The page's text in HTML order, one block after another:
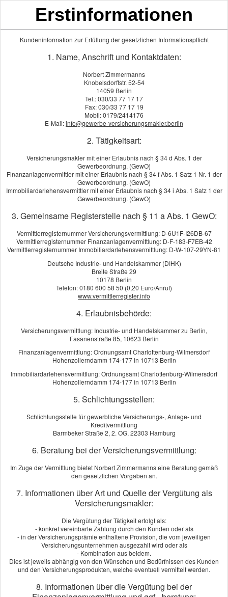
Unfall­ver­si­che­rung
Berufstätig oder nicht berufstätig -
Privater Unfallschutz ist unverzichtbar
Die Unfall­ver­si­che­rung gibt es schon für einen wesentlich
geringeren Monatsbeitrag als eine Berufs­unfähig­
Gesundheitsschäden, die durch einen Unfall verursacht wurden.
Doch 90 Prozent aller Fälle von Berufs­unfähig­keit gehen nicht
Die Grundlagen
Für wen sinnvoll?
Leistungsumfang
Versicherungssumme
Die häufigsten Unfälle
Kundenbewertung
von Sternen
14Bewertungen seit 2015
KUNDENSTIMMEN:
aus Berlin, Dienstleister am 10.10.2024:
Herr Zimmermanns hat uns stehts kompetent und zuverlässig
beraten. Unaufgefordert sucht er jederzeit die beste und günstigste
Versicherung für unsere Bedürfnisse. Egal ob KFZ oder Gewerbe,
Herrn Zimmermanns kann man Vertrauen.
Ich bin aus purem Zufall bei Herrn Zimmermanns vorbeigekommen.
Eine bessere Fügung hätte ich mir aber nicht vorstellen können. Herr
Zimmermanns war immer ansprechbar, reagierte ausgesprochen
schnell und verstand es die verschiedenen Optionen hervorragend
zusassemzufassen und zu ver­gleichen. Ich hatt...
Gottlob gibt es Herr´n Zimmermanns. Top Beratung,
Erstinformationen
Kundeninformation zur Erfüllung der gesetzlichen Informationspflicht
1. Name, Anschrift und Kontaktdaten:
Norbert Zimmermanns
Knobelsdorffstr. 52-54
14059 Berlin
Tel.: 030/33 77 17 17
Fax: 030/33 77 17 19
Mobil: 0179/2414176
E-Mail:info@gewerbe-versicherungsmakler.berlin
2. Tätigkeitsart:
Versicherungsmakler mit einer Erlaubnis nach § 34 d Abs. 1 der
Gewerbeordnung. (GewO)
Finanzanlagenvermittler mit einer Erlaubnis nach § 34 f Abs. 1 Satz 1 Nr. 1 der
Gewerbeordnung. (GewO)
Immobiliardarlehensvermittler mit einer Erlaubnis nach § 34 i Abs. 1 Satz 1 der
Gewerbeordnung. (GewO)
3. Gemeinsame Registerstelle nach § 11 a Abs. 1 GewO:
Vermittlerregisternummer Versicherungsvermittlung: D-6U1F-I26DB-67
Vermittlerregisternummer Finanzanlagenvermittlung: D-F-183-F7EB-42
Vermittlerregisternummer Immobiliardarlehensvermittlung: D-W-107-29YN-81
Deutsche Industrie- und Handelskammer (DIHK)
Breite Straße 29
10178 Berlin
Telefon: 0180 600 58 50 (0,20 Euro/Anruf)
www.vermittlerregister.info
4. Erlaubnisbehörde:
Versicherungsvermittlung: Industrie- und Handelskammer zu Berlin,
Fasanenstraße 85, 10623 Berlin
Finanzanlagenvermittlung: Ordnungsamt Charlottenburg-Wilmersdorf
Hohenzollerndamm 174-177 in 10713 Berlin
Immobiliardarlehensvermittlung: Ordnungsamt Charlottenburg-Wilmersdorf
Hohenzollerndamm 174-177 in 10713 Berlin
5. Schlichtungsstellen:
Schlichtungsstelle für gewerbliche Versicherungs-, Anlage- und
Kreditvermittlung
Barmbeker Straße 2, 2. OG, 22303 Hamburg
6. Beratung bei der Versicherungsvermittlung:
Im Zuge der Vermittlung bietet Norbert Zimmermanns eine Beratung gemäß
den gesetzlichen Vorgaben an.
7. Informationen über Art und Quelle der Vergütung als
Versicherungsmakler:
Die Vergütung der Tätigkeit erfolgt als:
- konkret vereinbarte Zahlung durch den Kunden oder als
- in der Versicherungsprämie enthaltene Provision, die vom jeweiligen
Versicherungsunternehmen ausgezahlt wird oder als
- Kombination aus beidem.
Dies ist jeweils abhängig von den Wünschen und Bedürfnissen des Kunden
und den Versicherungsprodukten, welche eventuell vermittelt werden.
8. Informationen über die Vergütung bei der